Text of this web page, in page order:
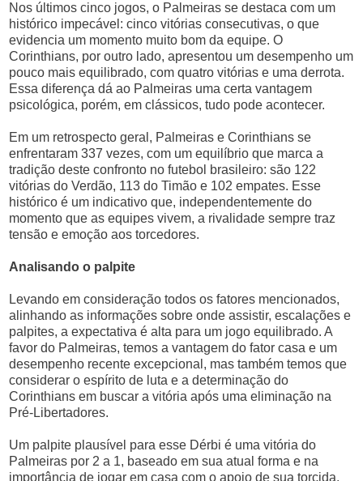
Nos últimos cinco jogos, o Palmeiras se destaca com um
histórico impecável: cinco vitórias consecutivas, o que
evidencia um momento muito bom da equipe. O
Corinthians, por outro lado, apresentou um desempenho um
pouco mais equilibrado, com quatro vitórias e uma derrota.
Essa diferença dá ao Palmeiras uma certa vantagem
psicológica, porém, em clássicos, tudo pode acontecer.
Em um retrospecto geral, Palmeiras e Corinthians se
enfrentaram 337 vezes, com um equilíbrio que marca a
tradição deste confronto no futebol brasileiro: são 122
vitórias do Verdão, 113 do Timão e 102 empates. Esse
histórico é um indicativo que, independentemente do
momento que as equipes vivem, a rivalidade sempre traz
tensão e emoção aos torcedores.
Analisando o palpite
Levando em consideração todos os fatores mencionados,
alinhando as informações sobre onde assistir, escalações e
palpites, a expectativa é alta para um jogo equilibrado. A
favor do Palmeiras, temos a vantagem do fator casa e um
desempenho recente excepcional, mas também temos que
considerar o espírito de luta e a determinação do
Corinthians em buscar a vitória após uma eliminação na
Pré-Libertadores.
Um palpite plausível para esse Dérbi é uma vitória do
Palmeiras por 2 a 1, baseado em sua atual forma e na
importância de jogar em casa com o apoio de sua torcida,